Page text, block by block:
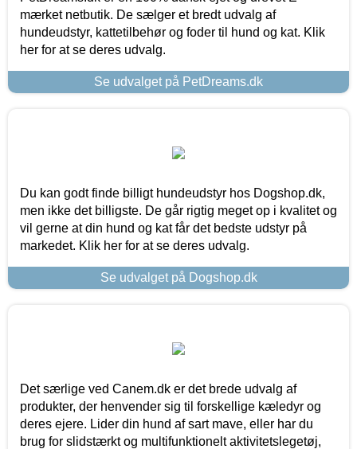
mærket netbutik. De sælger et bredt udvalg af
hundeudstyr, kattetilbehør og foder til hund og kat. Klik
her for at se deres udvalg.
Se udvalget på PetDreams.dk
Du kan godt finde billigt hundeudstyr hos Dogshop.dk,
men ikke det billigste. De går rigtig meget op i kvalitet og
vil gerne at din hund og kat får det bedste udstyr på
markedet. Klik her for at se deres udvalg.
Se udvalget på Dogshop.dk
Det særlige ved Canem.dk er det brede udvalg af
produkter, der henvender sig til forskellige kæledyr og
deres ejere. Lider din hund af sart mave, eller har du
brug for slidstærkt og multifunktionelt aktivitetslegetøj,